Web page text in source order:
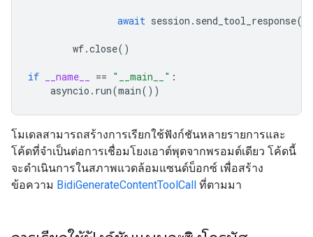
await session . send_tool_response(
wf.close()
if __name__ == "__main__" :
asyncio . run(main())
โมเดลสามารถสร้างการเรียกใช้ฟังก์ชันหลายรายการและ
โค้ดที่จำเป็นต่อการเชื่อมโยงเอาต์พุตจากพรอมต์เดียว โค้ดนี้
จะดำเนินการในสภาพแวดล้อมแซนด์บ็อกซ์ เพื่อสร้าง
ข้อความ BidiGenerateContentToolCall ที่ตามมา